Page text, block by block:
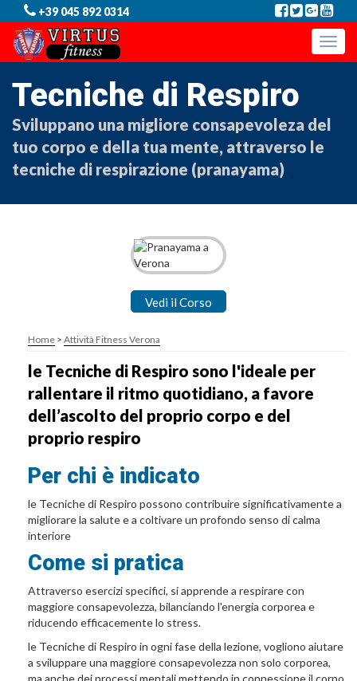
+39 045 892 0314
Toggle
Tecniche di Respiro
Sviluppano una migliore consapevoleza del
tuo corpo e della tua mente, attraverso le
tecniche di respirazione (pranayama)
Vedi il Corso
Home > Attività Fitness Verona
le Tecniche di Respiro sono l'ideale per
rallentare il ritmo quotidiano, a favore
dell’ascolto del proprio corpo e del
proprio respiro
Per chi è indicato
le Tecniche di Respiro possono contribuire significativamente a
migliorare la salute e a coltivare un profondo senso di calma
interiore
Come si pratica
Attraverso esercizi specifici, si apprende a respirare con
maggiore consapevolezza, bilanciando l'energia corporea e
riducendo efficacemente lo stress.
le Tecniche di Respiro in ogni fase della lezione, vogliono aiutare
a sviluppare una maggiore consapevolezza non solo corporea,
ma anche dei processi mentali mettendo in connessione il corpo